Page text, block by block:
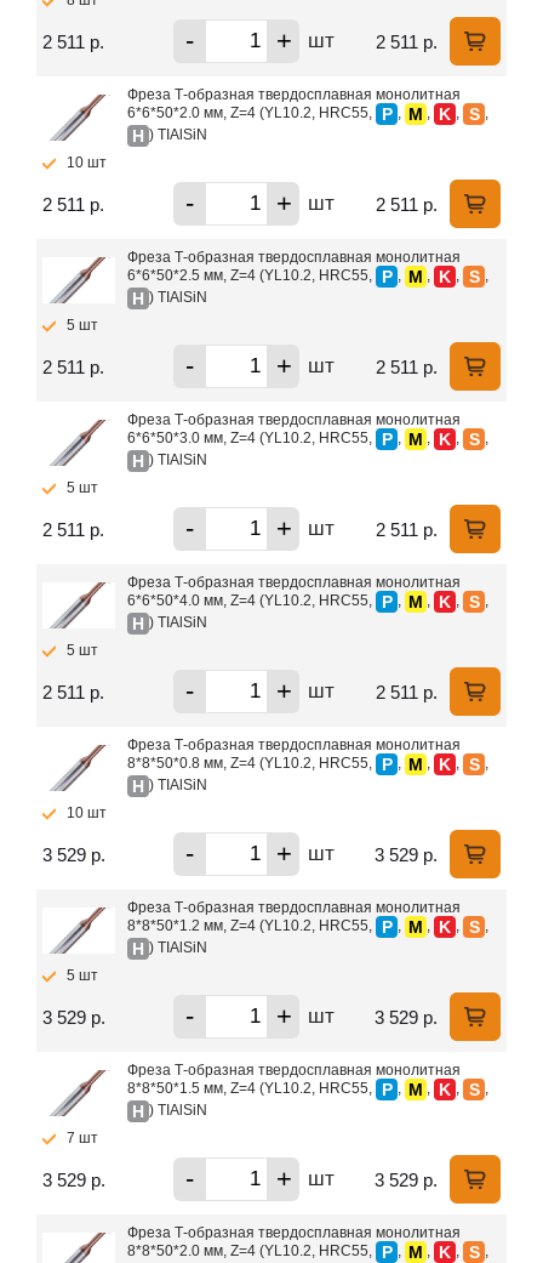
2 511 р. - + шт 2 511 р.
Фреза Т-образная твердосплавная монолитная
6*6*50*2.0 мм, Z=4 (YL10.2, HRC55,
P , M , K , S ,
H ) TIAlSiN
10 шт
2 511 р. - + шт 2 511 р.
Фреза Т-образная твердосплавная монолитная
6*6*50*2.5 мм, Z=4 (YL10.2, HRC55,
P , M , K , S ,
H ) TIAlSiN
5 шт
2 511 р. - + шт 2 511 р.
Фреза Т-образная твердосплавная монолитная
6*6*50*3.0 мм, Z=4 (YL10.2, HRC55,
P , M , K , S ,
H ) TIAlSiN
5 шт
2 511 р. - + шт 2 511 р.
Фреза Т-образная твердосплавная монолитная
6*6*50*4.0 мм, Z=4 (YL10.2, HRC55,
P , M , K , S ,
H ) TIAlSiN
5 шт
2 511 р. - + шт 2 511 р.
Фреза Т-образная твердосплавная монолитная
8*8*50*0.8 мм, Z=4 (YL10.2, HRC55,
P , M , K , S ,
H ) TIAlSiN
10 шт
3 529 р. - + шт 3 529 р.
Фреза Т-образная твердосплавная монолитная
8*8*50*1.2 мм, Z=4 (YL10.2, HRC55,
P , M , K , S ,
H ) TIAlSiN
5 шт
3 529 р. - + шт 3 529 р.
Фреза Т-образная твердосплавная монолитная
8*8*50*1.5 мм, Z=4 (YL10.2, HRC55,
P , M , K , S ,
H ) TIAlSiN
7 шт
3 529 р. - + шт 3 529 р.
Фреза Т-образная твердосплавная монолитная
8*8*50*2.0 мм, Z=4 (YL10.2, HRC55,
P , M , K , S ,